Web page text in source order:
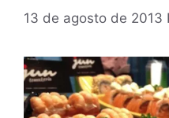
13 de agosto de 2013